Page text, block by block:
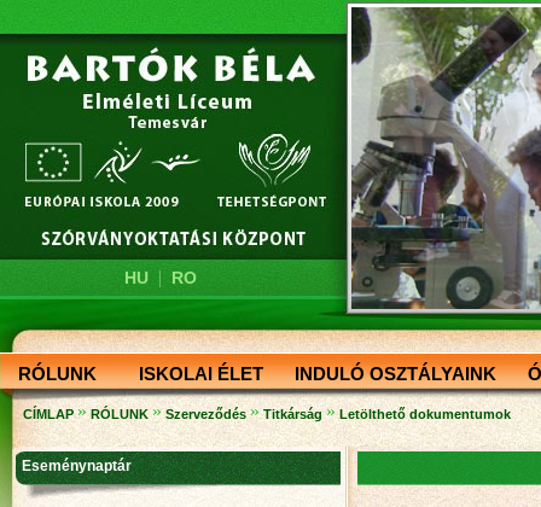
HU| RO
RÓLUNK ISKOLAI ÉLET INDULÓ OSZTÁLYAINK
CÍMLAP » RÓLUNK » Szerveződés » Titkárság » Letölthető dokumentumok
Eseménynaptár